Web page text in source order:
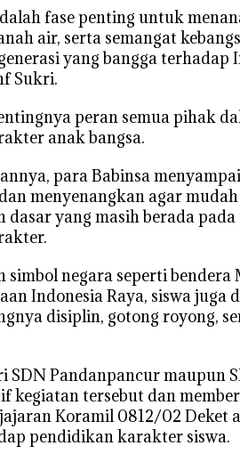
fase penting untuk
air, serta semangat
yang bangga terhadap
Sukri.
peran semua pihak
anak bangsa.
para Babinsa
menyenangkan agar
dasar yang masih berada
simbol negara seperti bendera
Indonesia Raya, siswa juga
disiplin, gotong royong,
SDN Pandanpancur maupun
kegiatan tersebut dan
Koramil 0812/02 Deket
pendidikan karakter siswa.